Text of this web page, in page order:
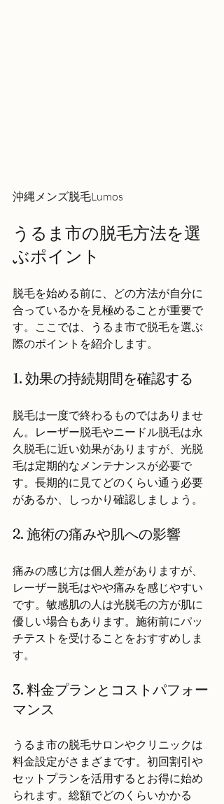
沖縄メンズ脱毛Lumos
うるま市の脱毛方法を選
ぶポイント
脱毛を始める前に、どの方法が自分に
合っているかを見極めることが重要で
す。ここでは、うるま市で脱毛を選ぶ
際のポイントを紹介します。
1. 効果の持続期間を確認する
脱毛は一度で終わるものではありませ
ん。レーザー脱毛やニードル脱毛は永
久脱毛に近い効果がありますが、光脱
毛は定期的なメンテナンスが必要で
す。長期的に見てどのくらい通う必要
があるか、しっかり確認しましょう。
2. 施術の痛みや肌への影響
痛みの感じ方は個人差がありますが、
レーザー脱毛はやや痛みを感じやすい
です。敏感肌の人は光脱毛の方が肌に
優しい場合もあります。施術前にパッ
チテストを受けることをおすすめしま
す。
3. 料金プランとコストパフォー
マンス
うるま市の脱毛サロンやクリニックは
料金設定がさまざまです。初回割引や
セットプランを活用するとお得に始め
られます。総額でどのくらいかかる